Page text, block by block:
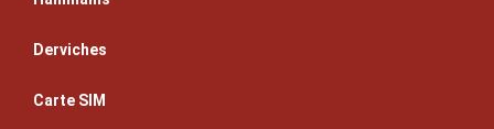
Derviches
Carte SIM